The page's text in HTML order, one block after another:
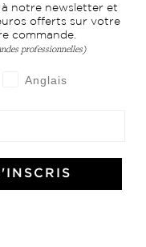
et élégance
notre newsletter et
offerts sur votre
commande.
professionnelles)
Anglais